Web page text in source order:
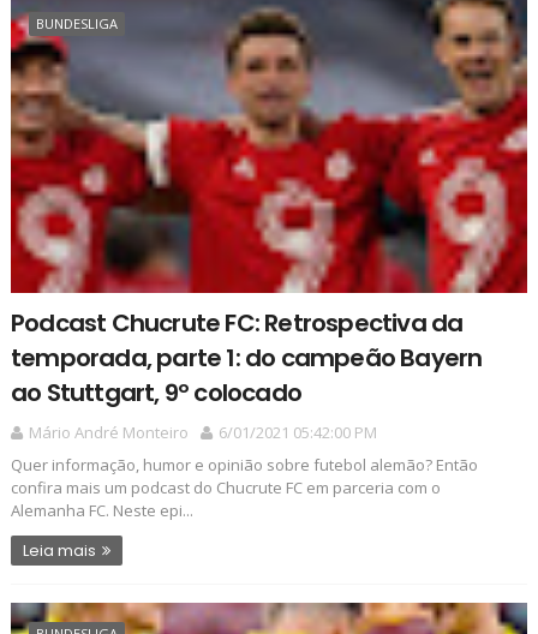
BUNDESLIGA
Podcast Chucrute FC: Retrospectiva da
temporada, parte 1: do campeão Bayern
ao Stuttgart, 9º colocado
Mário André Monteiro
6/01/2021 05:42:00 PM
Quer informação, humor e opinião sobre futebol alemão? Então
confira mais um podcast do Chucrute FC em parceria com o
Alemanha FC. Neste epi...
Leia mais